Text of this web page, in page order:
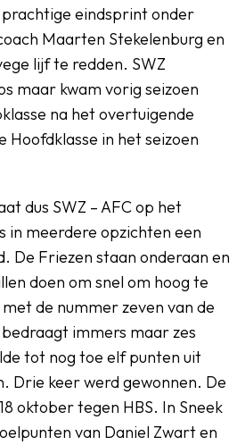
prachtige eindsprint onder
Maarten Stekelenburg en
lijf te redden. SWZ
maar kwam vorig seizoen
na het overtuigende
Hoofdklasse in het seizoen
dus SWZ – AFC op het
in meerdere opzichten een
De Friezen staan onderaan en
doen om snel om hoog te
de nummer zeven van de
immers maar zes
tot nog toe elf punten uit
Drie keer werd gewonnen. De
oktober tegen HBS. In Sneek
van Daniel Zwart en